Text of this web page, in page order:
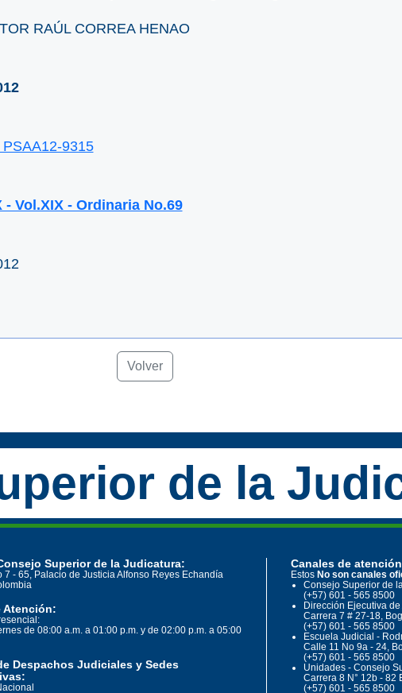
RAÚL CORREA HENAO
9315
- Vol.XIX - Ordinaria No.69
Volver
de la
Superior de la Judicatura:
7 - 65, Palacio de Justicia Alfonso Reyes Echandía
Atención:
de 08:00 a.m. a 01:00 p.m. y de 02:00 p.m. a 05:00
Despachos Judiciales y Sedes
Canales de
Estos No son canales
Consejo Superior de
(+57) 601 - 565 8500
Dirección Ejecutiva
Carrera 7 # 27-18,
(+57) 601 - 565 8500
Escuela Judicial -
Calle 11 No 9a - 24,
(+57) 601 - 565 8500
Unidades - Consejo
Carrera 8 N° 12b - 82
(+57) 601 - 565 8500